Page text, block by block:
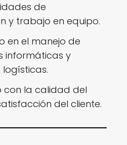
de
y trabajo en equipo.
en el manejo de
informáticas y
con la calidad del
del cliente.